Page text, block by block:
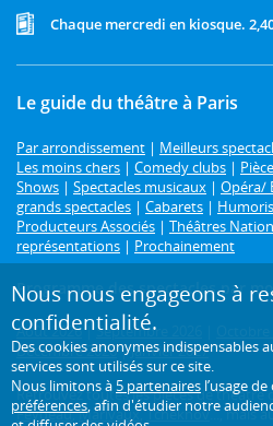
Chaque mercredi en kiosque.
Le guide du théâtre à Paris
Par arrondissement | Meilleurs
Les moins chers | Comedy clubs |
Shows | Spectacles musicaux | Opéra/
grands spectacles | Cabarets |
Producteurs Associés | Théâtres
représentations | Prochainement
Programme des spectacles par
Août 2026|Septembre 2026
Décembre 2026|Janvier 2027
Retrouvez toutes les pièces de théâtre
Feydeau,Marivaux,Tchekhov..., mais
Nous nous engageons à
confidentialité.
Des cookies anonymes indispensables
services sont utilisés sur ce site.
Nous limitons à 5 partenaires l’usage
préférences, afin d'étudier notre